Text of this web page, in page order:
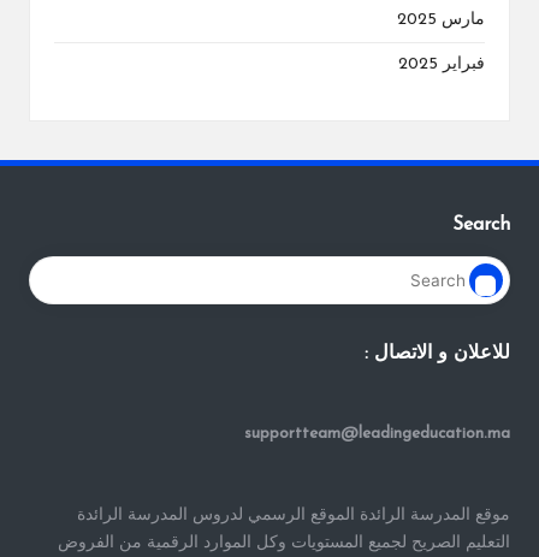
مارس 2025
فبراير 2025
Search
للاعلان و الاتصال :
supportteam@leadingeducation.ma
موقع المدرسة الرائدة الموقع الرسمي لدروس المدرسة الرائدة
التعليم الصريح لجميع المستويات وكل الموارد الرقمية من الفروض